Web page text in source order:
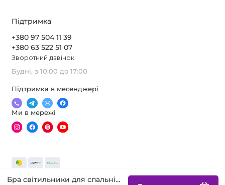
Бра світильники для спальні DISKAR
Підтримка
+380 97 504 11 39
+380 63 522 51 07
Зворотний дзвінок
Будні, з 10:00 до 17:00
Підтримка в месенджері
Ми в мережі